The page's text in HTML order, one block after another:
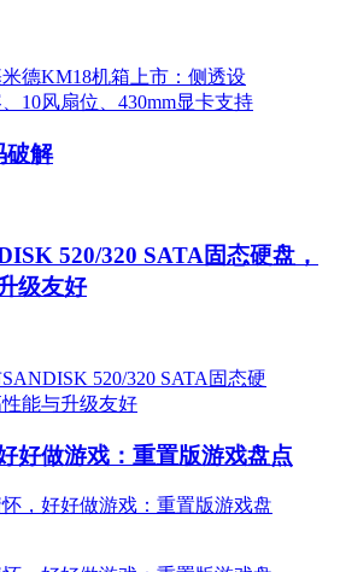
破解
520/320 SATA固态硬盘，
级友好
好做游戏：重置版游戏盘点